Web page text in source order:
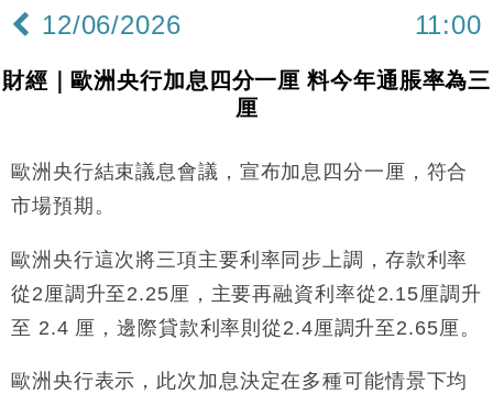
12:44
財經｜日本春季三度入市撐日圓 4月單日斥6.28萬億
11:12
國際｜特朗普料美伊戰事快結束 承認部分彈藥庫存緊
司
18:31
財經｜華僑銀行上半年淨利創新高 中期息增15%至
47仙
17:33
財經｜滙豐上調香港今年GDP預測至4.5% 看好貿易
損失近6900萬元
16:05
12/06/2026 11:00
財經｜歐洲央行加息四分一厘 料今年通脹率為三
厘
歐洲央行結束議息會議，宣布加息四分一厘，符合
市場預期。
歐洲央行這次將三項主要利率同步上調，存款利率
從2厘調升至2.25厘，主要再融資利率從2.15厘調升
至 2.4 厘，邊際貸款利率則從2.4厘調升至2.65厘。
歐洲央行表示，此次加息決定在多種可能情景下均